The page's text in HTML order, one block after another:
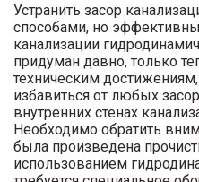
Устранить засор
способами, но
канализации
придуман давно, только
техническим
избавиться от любых
внутренних стенах
Необходимо обратить
была произведена
использованием